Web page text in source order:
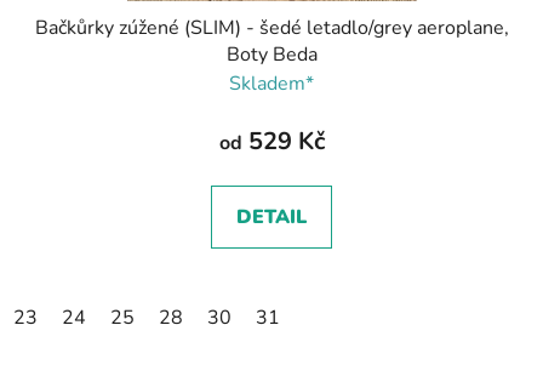
Bačkůrky zúžené (SLIM) - šedé letadlo/grey aeroplane,
Boty Beda
Skladem*
od 529 Kč
DETAIL
23 24 25 28 30 31